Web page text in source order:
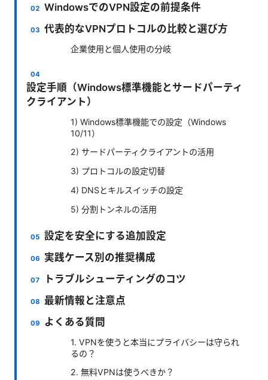
WindowsでのVPN設定の前提条件
代表的なVPNプロトコルの比較と選び方
企業使用と個人使用の分岐
設定手順（Windows標準機能とサードパーティ
クライアント）
1) Windows標準機能での設定（Windows
10/11）
2) サードパーティクライアントの活用
3) プロトコルの設定切替
4) DNSとキルスイッチの設定
5) 分割トンネルの活用
設定を安全にする追加設定
実践ケース別の推奨構成
トラブルシューティングのコツ
最新情報と注意点
よくある質問
1. VPNを使うと本当にプライバシーは守られ
るの？
2. 無料VPNは使うべきか？